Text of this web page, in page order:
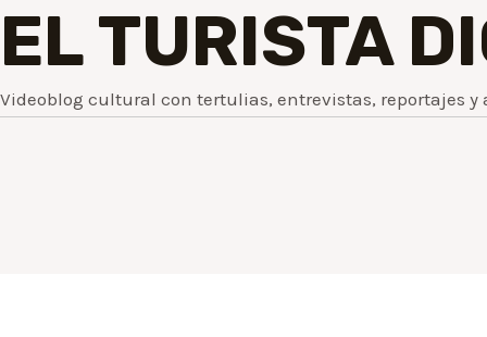
EL TURISTA
Videoblog cultural con tertulias, entrevistas, reportajes y